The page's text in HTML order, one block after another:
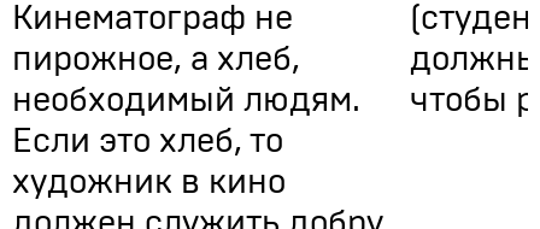
Кинематограф не
пирожное, а хлеб,
необходимый людям.
Если это хлеб, то
художник в кино
должны
чтобы